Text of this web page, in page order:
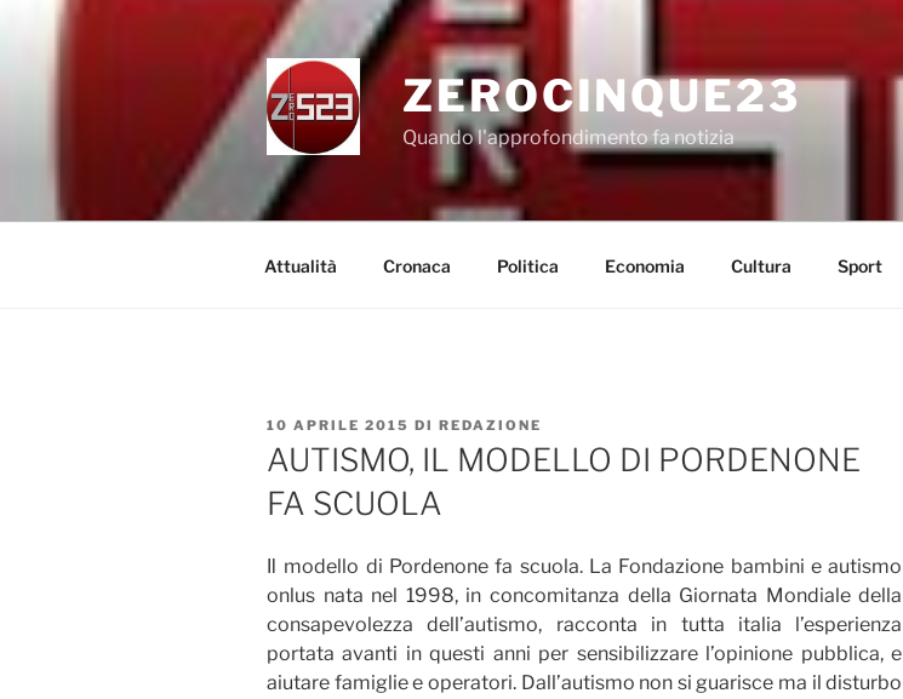
ZEROCINQUE23
Quando l'approfondimento fa notizia
Attualità Cronaca Politica Economia Cultura Sport
PUBBLICATO
IL
10 APRILE 2015 DI REDAZIONE
AUTISMO, IL MODELLO DI PORDENONE
FA SCUOLA
modello di Pordenone fa scuola. La Fondazione bambini e autismo
onlus nata nel 1998, in concomitanza della Giornata Mondiale della
consapevolezza dell’autismo, racconta in tutta italia l’esperienza
portata avanti in questi anni per sensibilizzare l’opinione pubblica, e
aiutare famiglie e operatori. Dall’autismo non si guarisce ma il disturbo